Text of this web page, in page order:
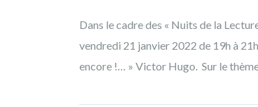
Dans le cadre des « Nuits de la
vendredi 21 janvier 2022 de 19h à
encore !… » Victor Hugo. Sur le